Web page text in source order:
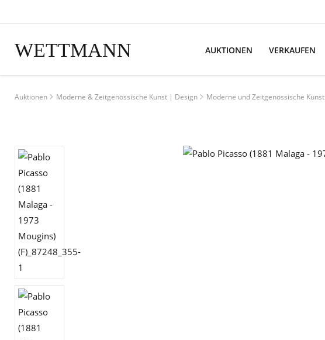
WETTMANN AUKTIONEN VERKAUFEN
Auktionen Moderne & Zeitgenössische Kunst | Design Moderne und Zeitgenössische Kunst